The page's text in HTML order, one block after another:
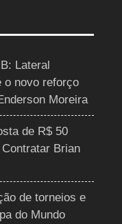
Lateral
o novo reforço
Moreira
de R$ 50
Brian
de torneios e
do Mundo